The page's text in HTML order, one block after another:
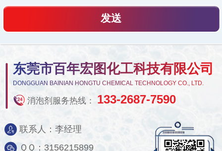
东莞市百年宏图化工科技有限公司
DONGGUAN BAINIAN HONGTU CHEMICAL TECHNOLOGY CO., LTD.
消泡剂服务热线： 133-2687-7590
联系人：李经理
ＱＱ：3156215899